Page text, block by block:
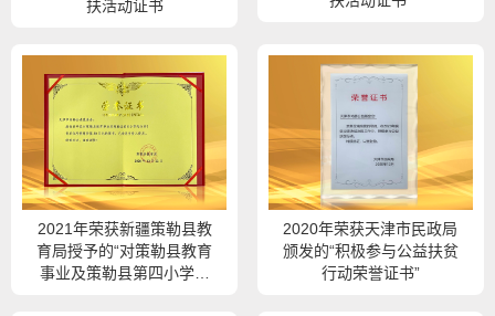
扶活动证书
2021年荣获新疆策勒县教
育局授予的“对策勒县教育
事业及策勒县第四小学支
2020年荣获天津市民政局
颁发的“积极参与公益扶贫
行动荣誉证书”